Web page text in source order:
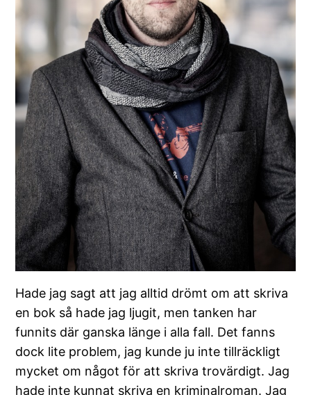
Hade jag sagt att jag alltid drömt om att skriva
en bok så hade jag ljugit, men tanken har
funnits där ganska länge i alla fall. Det fanns
dock lite problem, jag kunde ju inte tillräckligt
mycket om något för att skriva trovärdigt. Jag
hade inte kunnat skriva en kriminalroman. Jag